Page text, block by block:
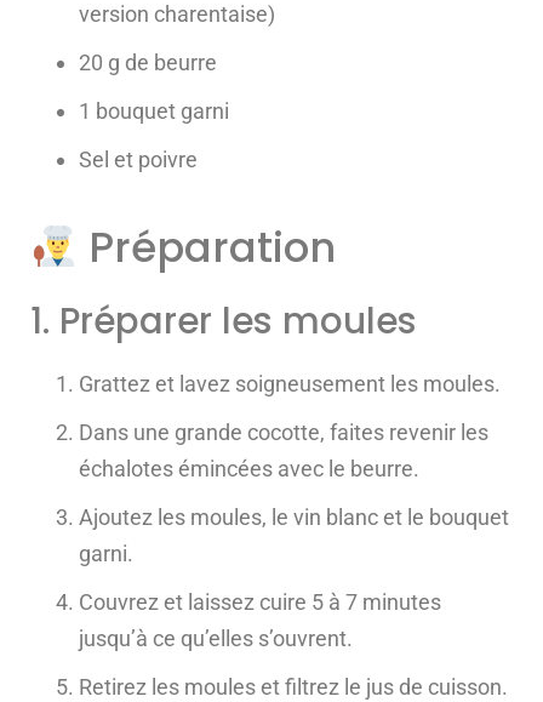
version charentaise)
20 g de beurre
1 bouquet garni
Sel et poivre
Préparation
1. Préparer les moules
Grattez et lavez soigneusement les moules.
Dans une grande cocotte, faites revenir les
échalotes émincées avec le beurre.
Ajoutez les moules, le vin blanc et le bouquet
garni.
Couvrez et laissez cuire 5 à 7 minutes
jusqu’à ce qu’elles s’ouvrent.
Retirez les moules et filtrez le jus de cuisson.